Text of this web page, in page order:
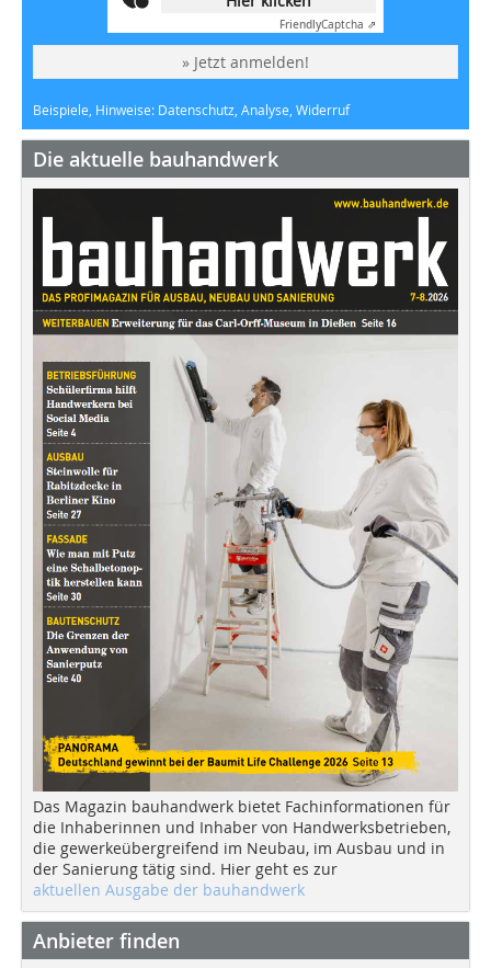
FriendlyCaptcha ⇗
» Jetzt anmelden!
Beispiele, Hinweise: Datenschutz, Analyse, Widerruf
Die aktuelle bauhandwerk
Das Magazin bauhandwerk bietet Fachinformationen für
die Inhaberinnen und Inhaber von Handwerksbetrieben,
die gewerkeübergreifend im Neubau, im Ausbau und in
der Sanierung tätig sind. Hier geht es zur
aktuellen Ausgabe der bauhandwerk
Anbieter finden